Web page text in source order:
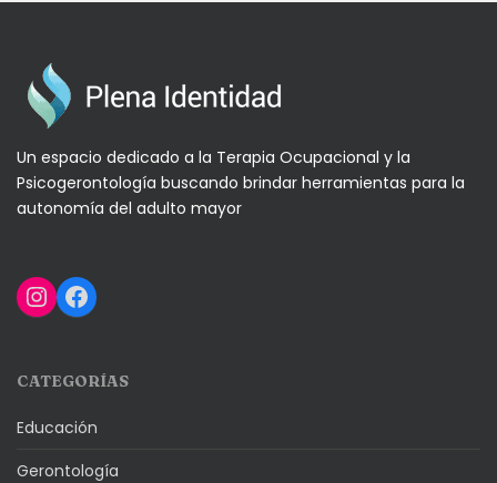
Un espacio dedicado a la Terapia Ocupacional y la
Psicogerontología buscando brindar herramientas para la
autonomía del adulto mayor
Instagram
Facebook
CATEGORÍAS
Educación
Gerontología